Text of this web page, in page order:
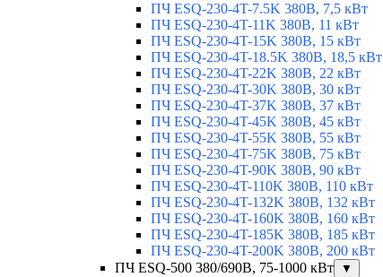
ПЧ ESQ-230-4T-7.5K 380В, 7,5 кВт
ПЧ ESQ-230-4T-11K 380В, 11 кВт
ПЧ ESQ-230-4T-15K 380В, 15 кВт
ПЧ ESQ-230-4T-18.5K 380В, 18,5 кВт
ПЧ ESQ-230-4T-22K 380В, 22 кВт
ПЧ ESQ-230-4T-30K 380В, 30 кВт
ПЧ ESQ-230-4T-37K 380В, 37 кВт
ПЧ ESQ-230-4T-45K 380В, 45 кВт
ПЧ ESQ-230-4T-55K 380В, 55 кВт
ПЧ ESQ-230-4T-75K 380В, 75 кВт
ПЧ ESQ-230-4T-90K 380В, 90 кВт
ПЧ ESQ-230-4T-110K 380В, 110 кВт
ПЧ ESQ-230-4T-132K 380В, 132 кВт
ПЧ ESQ-230-4T-160K 380В, 160 кВт
ПЧ ESQ-230-4T-185K 380В, 185 кВт
ПЧ ESQ-230-4T-200K 380В, 200 кВт
ПЧ ESQ-500 380/690В, 75-1000 кВт
▼